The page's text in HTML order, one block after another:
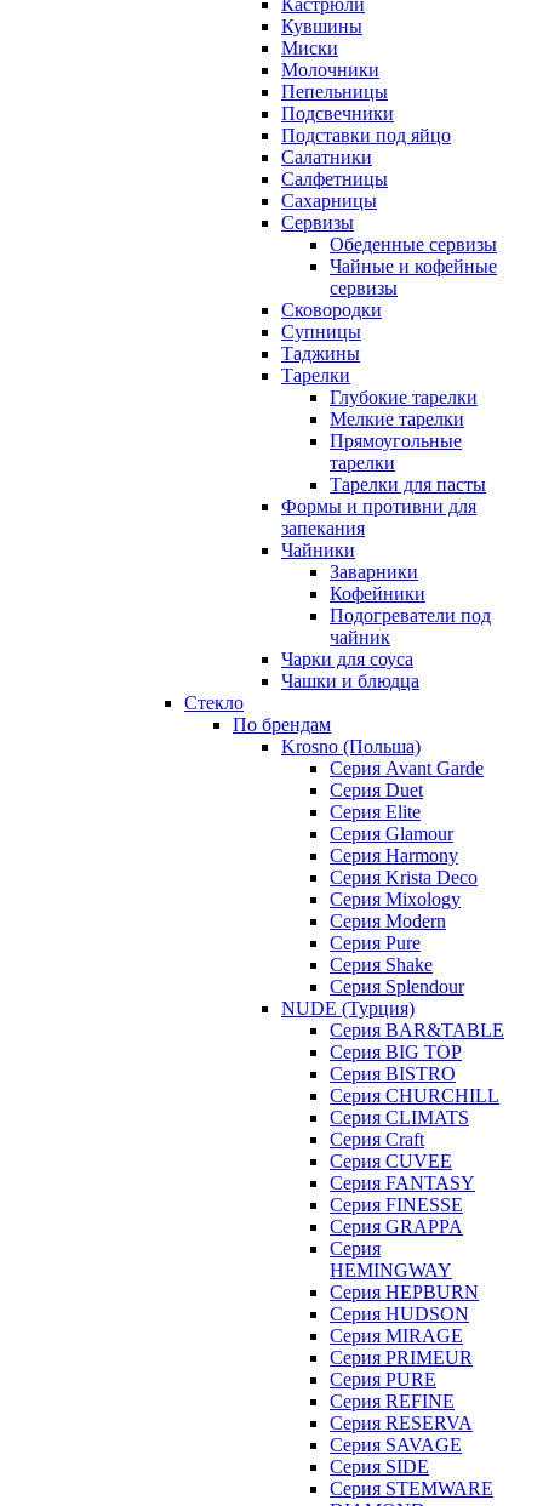
Кувшины
Миски
Молочники
Пепельницы
Подсвечники
Подставки под яйцо
Салатники
Салфетницы
Сахарницы
Сервизы
Обеденные сервизы
Чайные и кофейные
сервизы
Сковородки
Супницы
Таджины
Тарелки
Глубокие тарелки
Мелкие тарелки
Прямоугольные
тарелки
Тарелки для пасты
Формы и противни для
запекания
Чайники
Заварники
Кофейники
Подогреватели под
чайник
Чарки для соуса
Чашки и блюдца
Стекло
По брендам
Krosno (Польша)
Серия Avant Garde
Серия Duet
Серия Elite
Серия Glamour
Серия Harmony
Серия Krista Deco
Серия Mixology
Серия Modern
Серия Pure
Серия Shake
Серия Splendour
NUDE (Турция)
Серия BAR&TABLE
Серия BIG TOP
Серия BISTRO
Серия CHURCHILL
Серия CLIMATS
Серия Craft
Серия CUVEE
Серия FANTASY
Серия FINESSE
Серия GRAPPA
Серия
HEMINGWAY
Серия HEPBURN
Серия HUDSON
Серия MIRAGE
Серия PRIMEUR
Серия PURE
Серия REFINE
Серия RESERVA
Серия SAVAGE
Серия SIDE
Серия STEMWARE